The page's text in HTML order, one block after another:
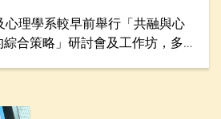
理學系較早前舉行「共融與心
合策略」研討會及工作坊，多